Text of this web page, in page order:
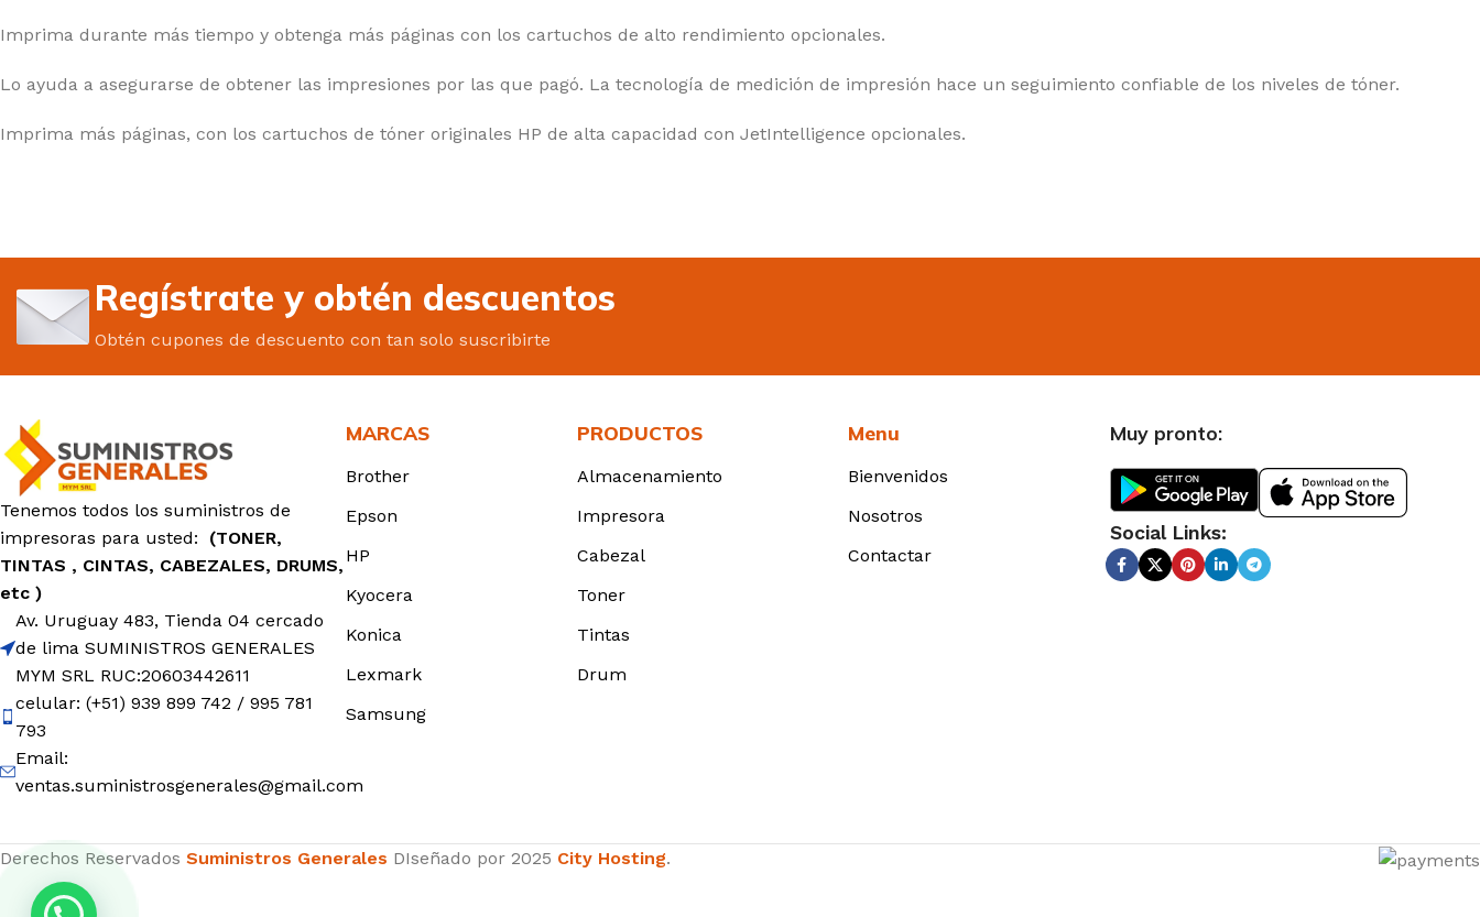
Imprima durante más tiempo y obtenga más páginas con los cartuchos de alto rendimiento opcionales.
Lo ayuda a asegurarse de obtener las impresiones por las que pagó. La tecnología de medición de impresión hace un seguimiento confiable de los niveles de tóner.
Imprima más páginas, con los cartuchos de tóner originales HP de alta capacidad con JetIntelligence opcionales.
Regístrate y obtén descuentos
Obtén cupones de descuento con tan solo suscribirte
Tenemos todos los suministros de
impresoras para usted: (TONER,
TINTAS , CINTAS, CABEZALES, DRUMS,
etc )
Av. Uruguay 483, Tienda 04 cercado
de lima SUMINISTROS GENERALES
MYM SRL RUC:20603442611
celular: (+51) 939 899 742 / 995 781
793
Email:
ventas.suministrosgenerales@gmail.com
MARCAS
Brother
Epson
HP
Kyocera
Konica
Lexmark
Samsung
PRODUCTOS
Almacenamiento
Impresora
Cabezal
Toner
Tintas
Drum
Menu
Bienvenidos
Nosotros
Contactar
Muy pronto:
Social Links:
Derechos Reservados Suministros Generales DIseñado por 2025 City Hosting.